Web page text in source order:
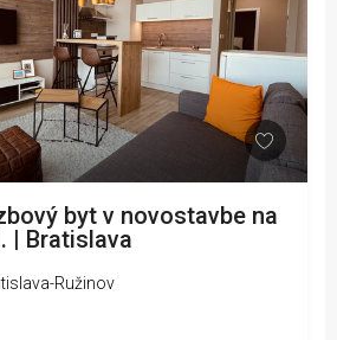
byt v novostavbe na
| Bratislava
Ružinov